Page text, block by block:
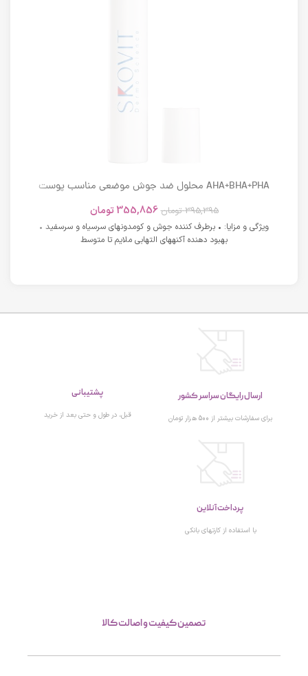
AHA+BHA+PHA محلول ضد جوش موضعی مناسب پوست
395,395 تومان 355,856 تومان
ویژگی و مزایا: • برطرف کننده جوش و کومدونهای سرسیاه و سرسفید •
بهبود دهنده آکنههای التهابی ملایم تا متوسط
ارسال رایگان سراسر کشور
برای سفارشات بیشتر از 500 هزار تومان
پشتیبانی
قبل، در طول و حتی بعد از خرید
پرداخت آنلاین
با استفاده از کارتهای بانکی
تصمین کیفیت و اصالت کالا